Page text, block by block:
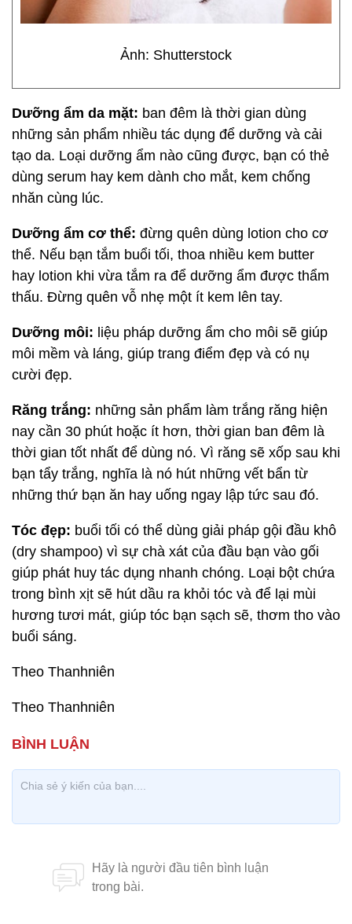
Ảnh: Shutterstock
Dưỡng ẩm da mặt: ban đêm là thời gian dùng
những sản phẩm nhiều tác dụng để dưỡng và cải
tạo da. Loại dưỡng ẩm nào cũng được, bạn có thẻ
dùng serum hay kem dành cho mắt, kem chống
nhăn cùng lúc.
Dưỡng ẩm cơ thể: đừng quên dùng lotion cho cơ
thể. Nếu bạn tắm buổi tối, thoa nhiều kem butter
hay lotion khi vừa tắm ra để dưỡng ẩm được thẩm
thấu. Đừng quên vỗ nhẹ một ít kem lên tay.
Dưỡng môi: liệu pháp dưỡng ẩm cho môi sẽ giúp
môi mềm và láng, giúp trang điểm đẹp và có nụ
cười đẹp.
Răng trắng: những sản phẩm làm trắng răng hiện
nay cần 30 phút hoặc ít hơn, thời gian ban đêm là
thời gian tốt nhất để dùng nó. Vì răng sẽ xốp sau khi
bạn tẩy trắng, nghĩa là nó hút những vết bẩn từ
những thứ bạn ăn hay uống ngay lập tức sau đó.
Tóc đẹp: buổi tối có thể dùng giải pháp gội đầu khô
(dry shampoo) vì sự chà xát của đầu bạn vào gối
giúp phát huy tác dụng nhanh chóng. Loại bột chứa
trong bình xịt sẽ hút dầu ra khỏi tóc và để lại mùi
hương tươi mát, giúp tóc bạn sạch sẽ, thơm tho vào
buổi sáng.
Theo Thanhniên
Theo Thanhniên